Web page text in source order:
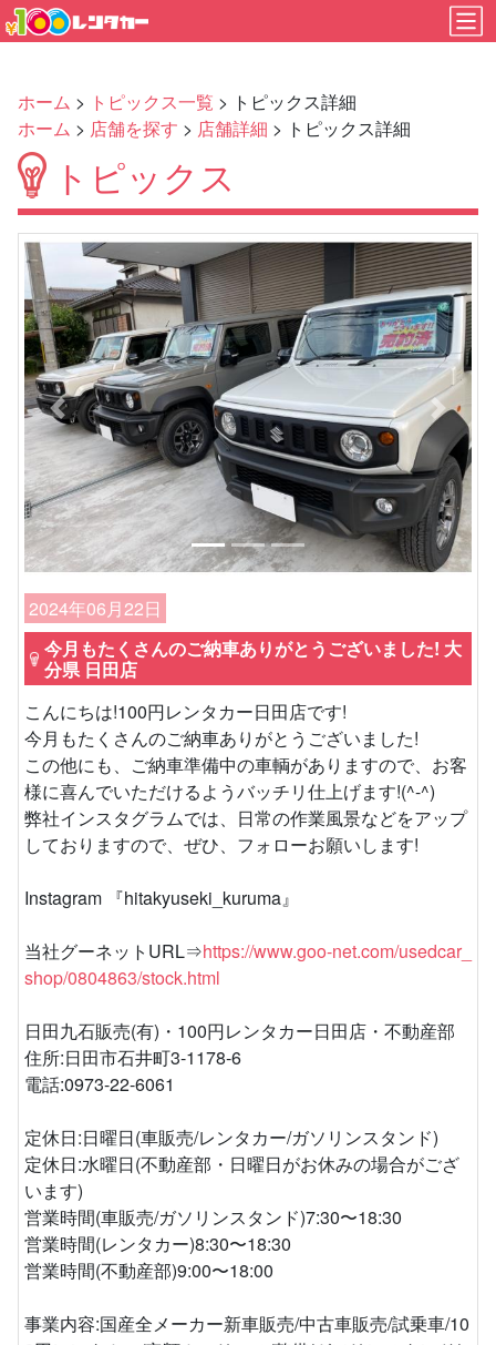
ホーム > トピックス一覧 > トピックス詳細
ホーム > 店舗を探す > 店舗詳細 > トピックス詳細
トピックス
Previous Next
2024年06月22日
今月もたくさんのご納車ありがとうございました! 大
分県 日田店
こんにちは!100円レンタカー日田店です!
今月もたくさんのご納車ありがとうございました!
この他にも、ご納車準備中の車輌がありますので、お客
様に喜んでいただけるようバッチリ仕上げます!(^-^)
弊社インスタグラムでは、日常の作業風景などをアップ
しておりますので、ぜひ、フォローお願いします!
Instagram 『hitakyuseki_kuruma』
当社グーネットURL⇒https://www.goo-net.com/usedcar_
shop/0804863/stock.html
日田九石販売(有)・100円レンタカー日田店・不動産部
住所:日田市石井町3-1178-6
電話:0973-22-6061
定休日:日曜日(車販売/レンタカー/ガソリンスタンド)
定休日:水曜日(不動産部・日曜日がお休みの場合がござ
います)
営業時間(車販売/ガソリンスタンド)7:30〜18:30
営業時間(レンタカー)8:30〜18:30
営業時間(不動産部)9:00〜18:00
事業内容:国産全メーカー新車販売/中古車販売/試乗車/10